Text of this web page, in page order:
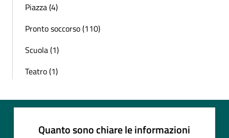
Piazza (4)
Pronto soccorso (110)
Scuola (1)
Teatro (1)
Quanto sono chiare le informazioni